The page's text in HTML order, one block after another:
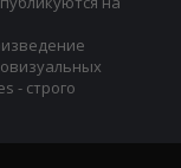
- строго